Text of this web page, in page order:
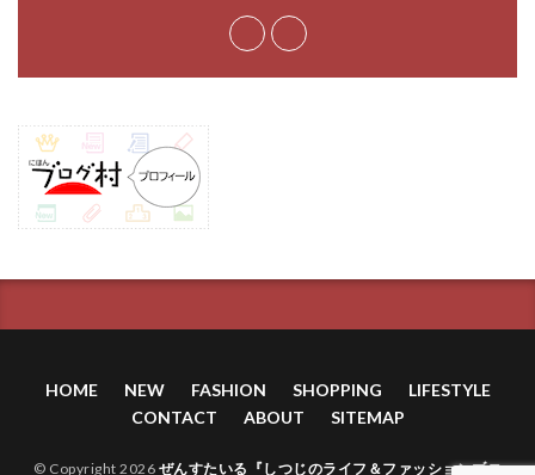
HOME NEW FASHION SHOPPING
LIFESTYLE
CONTACT
ABOUT SITEMAP
© Copyright 2026 ぜんすたいる『しつじのライフ＆ファッションブロ